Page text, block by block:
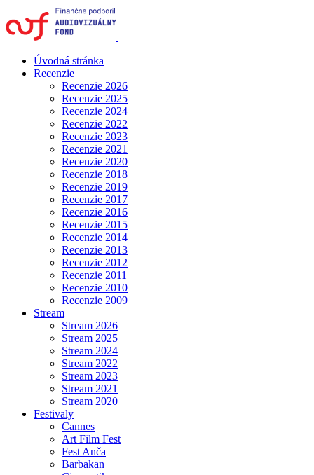
Úvodná stránka
Recenzie
Recenzie 2026
Recenzie 2025
Recenzie 2024
Recenzie 2022
Recenzie 2023
Recenzie 2021
Recenzie 2020
Recenzie 2018
Recenzie 2019
Recenzie 2017
Recenzie 2016
Recenzie 2015
Recenzie 2014
Recenzie 2013
Recenzie 2012
Recenzie 2011
Recenzie 2010
Recenzie 2009
Stream
Stream 2026
Stream 2025
Stream 2024
Stream 2022
Stream 2023
Stream 2021
Stream 2020
Festivaly
Cannes
Art Film Fest
Fest Anča
Barbakan